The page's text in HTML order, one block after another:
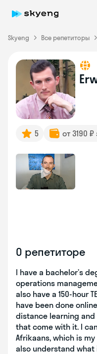
Skyeng Все репетиторы
5 от 3190
О репетиторе
I have a bachelor’s
operations
also have a 150-hour
have been done
distance learning
that come with it. I
Afrikaans, which is
also understand
Skyeng Chat
online